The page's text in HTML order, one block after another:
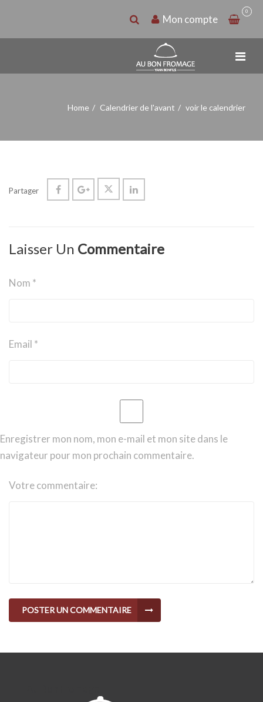
0
Mon compte
Home Calendrier de l'avant voir le calendrier
Partager
Laisser Un Commentaire
Nom *
Email *
Enregistrer mon nom, mon e-mail et mon site dans le
navigateur pour mon prochain commentaire.
Votre commentaire:
POSTER UN COMMENTAIRE